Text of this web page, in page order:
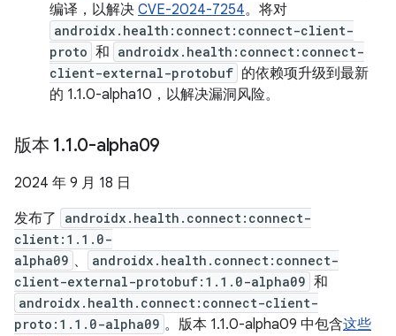
编译，以解决 CVE-2024-7254。将对
androidx.health:connect:connect-client-
proto 和 androidx.health:connect:connect-
client-external-protobuf 的依赖项升级到最新
的 1.1.0-alpha10，以解决漏洞风险。
版本 1.1.0-alpha09
2024 年 9 月 18 日
发布了
androidx.health.connect:connect-
client:1.1.0-
alpha09 、
androidx.health.connect:connect-
client-external-protobuf:1.1.0-alpha09 和
androidx.health.connect:connect-client-
proto:1.1.0-alpha09 。版本 1.1.0-alpha09 中包含这些